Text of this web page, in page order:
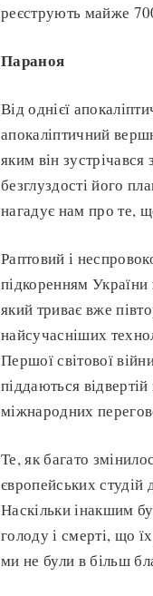
реєструють майже
Параноя
Від однієї
апокаліптичний
яким він
безглуздості його
нагадує нам про те,
Раптовий і
підкоренням
який триває вже
найсучасніших
Першої світової
піддаються
міжнародних
Те, як багато
європейських студій
Наскільки інакшим
голоду і смерті, що
ми не були в більш